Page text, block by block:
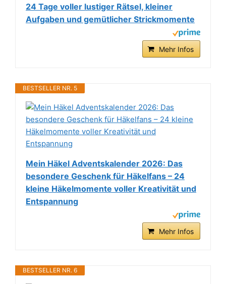
24 Tage voller lustiger Rätsel, kleiner
Aufgaben und gemütlicher Strickmomente
Mehr Infos
BESTSELLER NR. 5
Mein Häkel Adventskalender 2026: Das
besondere Geschenk für Häkelfans – 24
kleine Häkelmomente voller Kreativität und
Entspannung
Mehr Infos
BESTSELLER NR. 6